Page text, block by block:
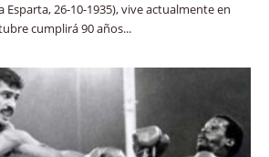
Esparta, 26-10-1935), vive actualmente en
cumplirá 90 años...